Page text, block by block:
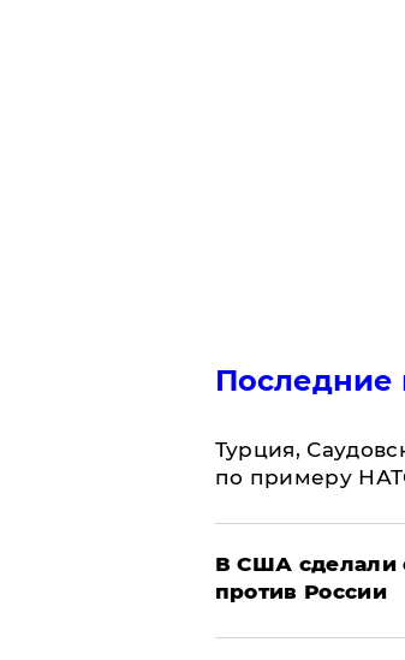
Последние
Турция,
по примеру
В США сделали
против России